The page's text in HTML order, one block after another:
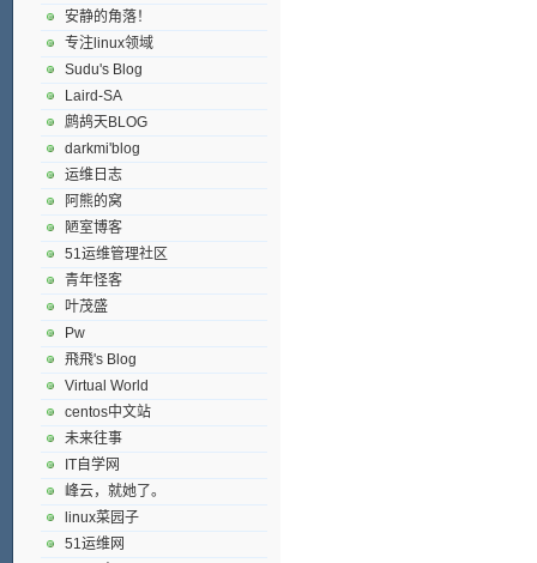
安静的角落！
专注linux领域
Sudu's Blog
Laird-SA
鹧鸪天BLOG
darkmi'blog
运维日志
阿熊的窝
陋室博客
51运维管理社区
青年怪客
叶茂盛
Pw
飛飛's Blog
Virtual World
centos中文站
未来往事
IT自学网
峰云，就她了。
linux菜园子
51运维网